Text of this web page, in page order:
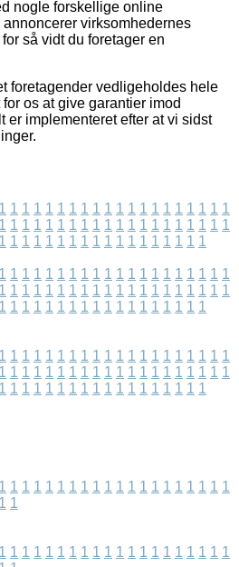
nogle forskellige online
virksomhedernes
så vidt du foretager en
foretagender vedligeholdes hele
os at give garantier imod
er implementeret efter at vi sidst
1 1 1 1 1 1 1 1 1 1 1 1 1 1 1 1 1 1 1 1
1 1 1 1 1 1 1 1 1 1 1 1 1 1 1 1 1 1 1 1
1 1 1 1 1 1 1 1 1 1 1 1 1 1 1 1 1 1
1 1 1 1 1 1 1 1 1 1 1 1 1 1 1 1 1 1 1 1
1 1 1 1 1 1 1 1 1 1 1 1 1 1 1 1 1 1 1 1
1 1 1 1 1 1 1 1 1 1 1 1 1 1 1 1 1 1
1 1 1 1 1 1 1 1 1 1 1 1 1 1 1 1 1 1 1 1
1 1 1 1 1 1 1 1 1 1 1 1 1 1 1 1 1 1 1 1
1 1 1 1 1 1 1 1 1 1 1 1 1 1 1 1 1 1
1 1 1 1 1 1 1 1 1 1 1 1 1 1 1 1 1 1 1 1
1 1
1 1 1 1 1 1 1 1 1 1 1 1 1 1 1 1 1 1 1 1